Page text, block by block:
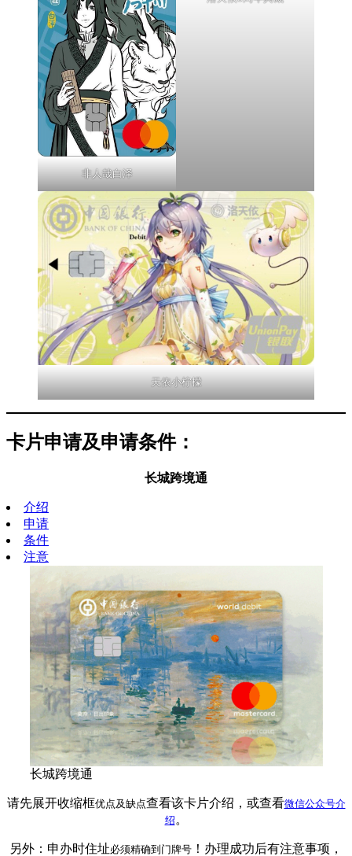
非人哉白泽
天依小柠檬
卡片申请及申请条件：
长城跨境通
介绍
申请
条件
注意
长城跨境通
请先展开收缩框优点及缺点查看该卡片介绍，或查看微信公众号介
绍 。
另外：申办时住址必须精确到门牌号 ！办理成功后有注意事项，